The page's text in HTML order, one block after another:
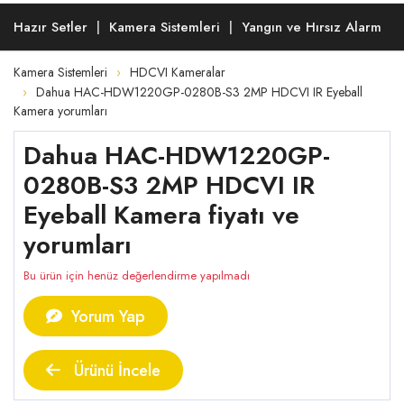
Hazır Setler Kamera Sistemleri Yangın ve Hırsız Alarm
Kamera Sistemleri
HDCVI Kameralar
Dahua HAC-HDW1220GP-0280B-S3 2MP HDCVI IR Eyeball
Kamera yorumları
Dahua HAC-HDW1220GP-
0280B-S3 2MP HDCVI IR
Eyeball Kamera fiyatı ve
yorumları
Bu ürün için henüz değerlendirme yapılmadı
Yorum Yap
Ürünü İncele